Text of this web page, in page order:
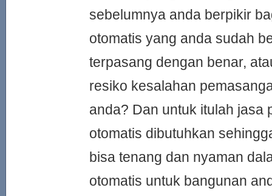
sebelumnya anda berpikir
otomatis yang anda sudah
terpasang dengan benar,
resiko kesalahan
anda? Dan untuk itulah jasa
otomatis dibutuhkan
bisa tenang dan nyaman
otomatis untuk bangunan